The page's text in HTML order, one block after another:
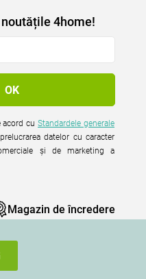
4home!
acord cuStandardele generale
şi de marketing a
Magazin de încredere